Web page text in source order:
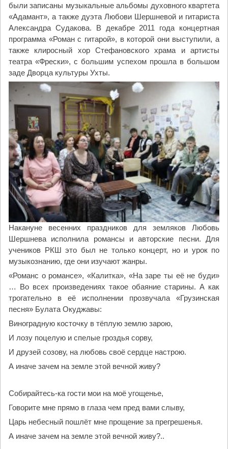
были записаны музыкальные альбомы духовного квартета
«Адамант», а также дуэта Любови Шершневой и гитариста
Александра Судакова. В декабре 2011 года концертная
программа «Роман с гитарой», в которой они выступили, а
также клиросный хор Стефановского храма и артисты
театра «Фрески», с большим успехом прошла в большом
заде Дворца культуры Ухты.
Накануне весенних праздников для земляков Любовь
Шершнева исполнила романсы и авторские песни. Для
учеников РКШ это был не только концерт, но и урок по
музыкознанию, где они изучают жанры.
«Романс о романсе», «Калитка», «На заре ты её не буди»
… Во всех произведениях такое обаяние старины. А как
трогательно в её исполнении прозвучала «Грузинская
песня» Булата Окуджавы:
Виноградную косточку в тёплую землю зарою,
И лозу поцелую и спелые гроздья сорву,
И друзей созову, на любовь своё сердце настрою.
А иначе зачем на земле этой вечной живу?
Собирайтесь-ка гости мои на моё угощенье,
Говорите мне прямо в глаза чем пред вами слыву,
Царь небесный пошлёт мне прощение за прегрешенья.
А иначе зачем на земле этой вечной живу?..